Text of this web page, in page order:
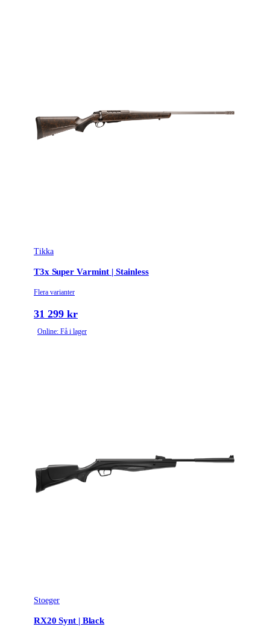
Tikka
T3x Super Varmint | Stainless
Flera varianter
31 299 kr
Online: Få i lager
Stoeger
RX20 Synt | Black